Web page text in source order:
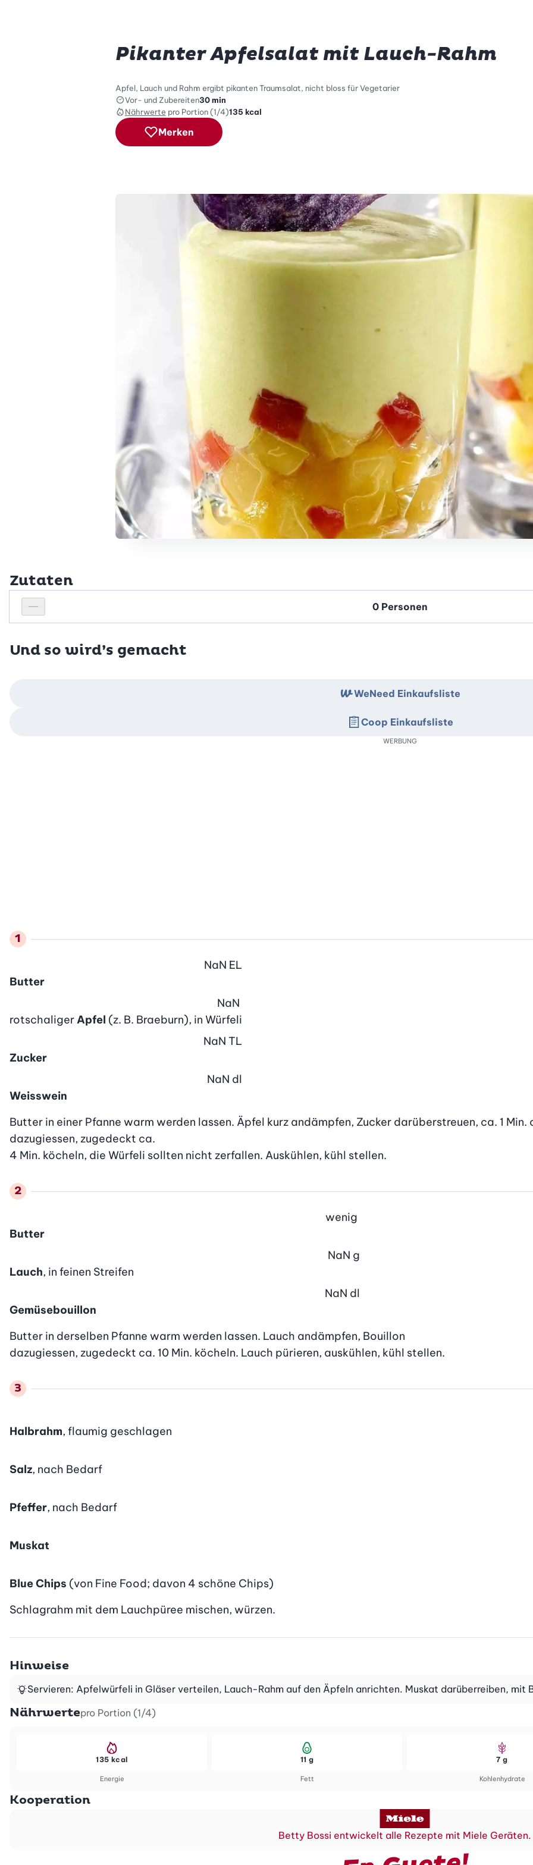
Pikanter Apfelsalat mit Lauch-Rahm
Apfel, Lauch und Rahm ergibt pikanten Traumsalat, nicht bloss für Vegetarier
Vor- und Zubereiten30 min
Nährwerte pro Portion (1/4)135 kcal
Merken
Zutaten
Personenanzahl verringern
Personenanzahl
Und so wird’s gemacht
Butter
NaN EL
rotschaligerApfel (z. B. Braeburn), in Würfeli
NaN
Zucker
NaN TL
Weisswein
NaN dl
Butter in einer Pfanne warm werden lassen. Äpfel kurz andämpfen, Zucker darüberstreuen, ca. 1 Min.
dazugiessen, zugedeckt ca.
4 Min. köcheln, die Würfeli sollten nicht zerfallen. Auskühlen, kühl stellen.
Butter
wenig
Lauch, in feinen Streifen
NaN g
Gemüsebouillon
NaN dl
Butter in derselben Pfanne warm werden lassen. Lauch andämpfen, Bouillon
dazugiessen, zugedeckt ca. 10 Min. köcheln. Lauch pürieren, auskühlen, kühl stellen.
Halbrahm, flaumig geschlagen
Salz, nach Bedarf
Pfeffer, nach Bedarf
Muskat
Blue Chips (von Fine Food; davon 4 schöne Chips)
Schlagrahm mit dem Lauchpüree mischen, würzen.
WeNeed Einkaufsliste
Coop Einkaufsliste
WERBUNG
Hinweise
Servieren: Apfelwürfeli in Gläser verteilen, Lauch-Rahm auf den Äpfeln anrichten. Muskat darüberreiben, mit
Nährwertepro Portion (1/4)
Energie
135 kcal
Fett
11 g
Kohlenhydrate
7 g
Kooperation
Betty Bossi entwickelt alle Rezepte mit Miele Geräten.